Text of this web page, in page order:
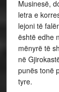
Musinesë,
letra e
lejoni të
është edhe
mënyrë të
në
punës tonë
tyre.